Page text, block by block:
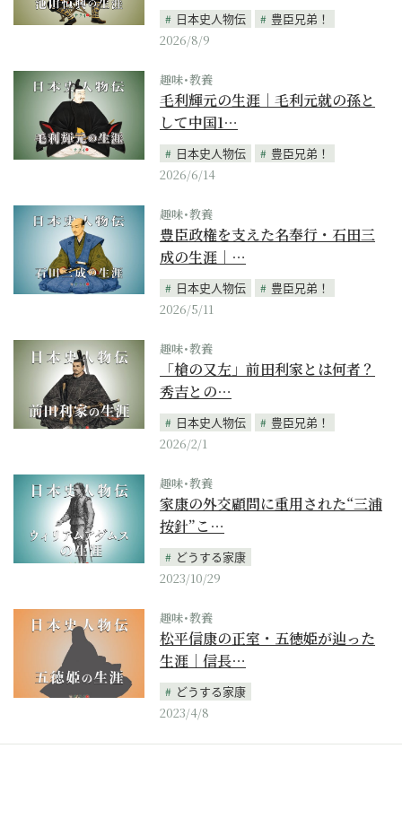
日本史人物伝
豊臣兄弟！
2026/8/9
趣味･教養
毛利輝元の生涯｜毛利元就の孫と
して中国1…
日本史人物伝
豊臣兄弟！
2026/6/14
趣味･教養
豊臣政権を支えた名奉行・石田三
成の生涯｜…
日本史人物伝
豊臣兄弟！
2026/5/11
趣味･教養
「槍の又左」前田利家とは何者？
秀吉との…
日本史人物伝
豊臣兄弟！
2026/2/1
趣味･教養
家康の外交顧問に重用された“三浦
按針”こ…
どうする家康
2023/10/29
趣味･教養
松平信康の正室・五徳姫が辿った
生涯｜信長…
どうする家康
2023/4/8